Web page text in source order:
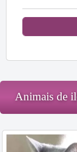
Animais de